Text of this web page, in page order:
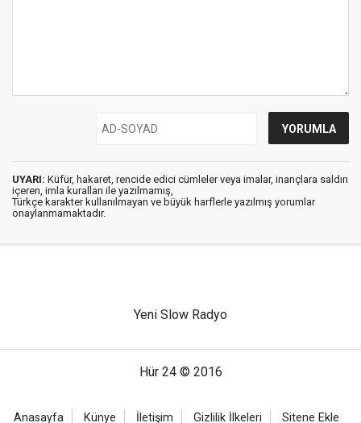
UYARI: Küfür, hakaret, rencide edici cümleler veya imalar, inançlara saldırı
içeren, imla kuralları ile yazılmamış,
Türkçe karakter kullanılmayan ve büyük harflerle yazılmış yorumlar
onaylanmamaktadır.
Yeni Slow Radyo
Hür 24 © 2016
Anasayfa Künye İletişim Gizlilik İlkeleri Sitene Ekle